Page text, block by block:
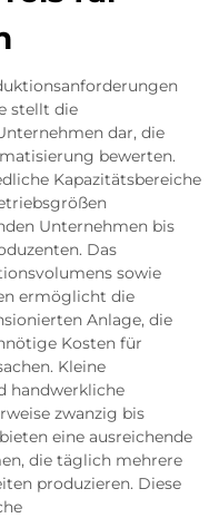
stellt die
dar, die
bewerten.
Kapazitätsbereiche
Unternehmen bis
Das
sowie
ermöglicht die
Anlage, die
Kosten für
Kleine
handwerkliche
zwanzig bis
eine ausreichende
die täglich mehrere
produzieren. Diese